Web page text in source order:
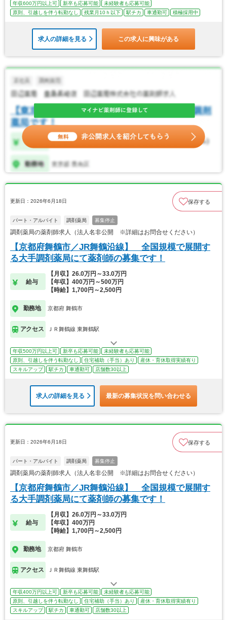
年収600万円以上可 新卒も応募可能
未経験者も応募可能
原則、引越しを伴う転勤なし
残業月10ｈ以下 駅チカ 車通勤可 積極採用中
求人の詳細を見る この求人に興味がある
更新日：2026年6月18日 保存する
パート・アルバイト 調剤薬局 募集停止
調剤薬局の薬剤師求人（法人名非公開 ※詳細はお問合せください）
【京都府舞鶴市／JR舞鶴沿線】 全国規模で展開す
る大手調剤薬局にて薬剤師の募集です！
給与
【月収】26.0万円～33.0万円
【年収】400万円～500万円
【時給】1,700円～2,500円
勤務地 京都府 舞鶴市
アクセス ＪＲ舞鶴線 東舞鶴駅
年収500万円以上可 新卒も応募可能
未経験者も応募可能
原則、引越しを伴う転勤なし
住宅補助（手当）あり
産休・育休取得実績有り
スキルアップ
駅チカ 車通勤可 店舗数30以上
求人の詳細を見る 最新の募集状況を問い合わせる
更新日：2026年6月18日 保存する
パート・アルバイト 調剤薬局 募集停止
調剤薬局の薬剤師求人（法人名非公開 ※詳細はお問合せください）
【京都府舞鶴市／JR舞鶴沿線】 全国規模で展開す
る大手調剤薬局にて薬剤師の募集です！
給与
【月収】26.0万円～33.0万円
【年収】400万円
【時給】1,700円～2,500円
勤務地 京都府 舞鶴市
アクセス ＪＲ舞鶴線 東舞鶴駅
年収400万円以上可 新卒も応募可能
未経験者も応募可能
原則、引越しを伴う転勤なし
住宅補助（手当）あり
産休・育休取得実績有り
スキルアップ
駅チカ 車通勤可 店舗数30以上